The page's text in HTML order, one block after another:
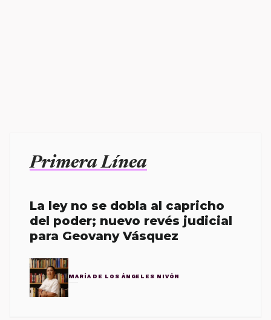
Primera Línea
La ley no se dobla al capricho
del poder; nuevo revés judicial
para Geovany Vásquez
MARÍA DE LOS ÁNGELES NIVÓN